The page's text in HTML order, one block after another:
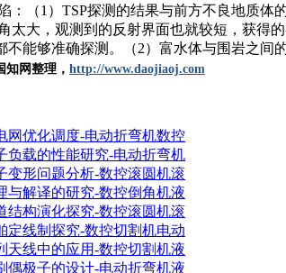
：（1）TSP探测的结果与前方不良地质
太大，观测到的反射界面也就较短，获得
不能够准确探测。（2）富水体与围岩之
知网整理 ， http://www.daojiaoj.com
网优化调度-电动折弯机数控
负载的性能研究-电动折弯机
变形问题分析-数控滚圆机滚
与解译的研究-数控倒角机液
结构演化探究-数控滚圆机滚
定线制探究-数控切割机电动
天线中的应用-数控切割机液
偶极子的设计-电动折弯机液